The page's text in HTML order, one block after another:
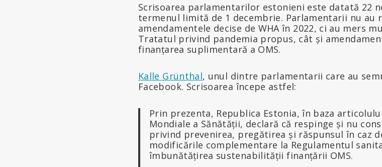
Scrisoarea parlamentarilor estonieni este datată 22
termenul limită de 1 decembrie. Parlamentarii nu au
amendamentele decise de WHA în 2022, ci au mers
Tratatul privind pandemia propus, cât și
finanțarea suplimentară a OMS.
Kalle Grünthal, unul dintre parlamentarii care au
Facebook. Scrisoarea începe astfel:
Prin prezenta, Republica Estonia, în baza
Mondiale a Sănătății, declară că respinge și nu
privind prevenirea, pregătirea și răspunsul în caz
modificările complementare la Regulamentul
îmbunătățirea sustenabilității finanțării OMS.